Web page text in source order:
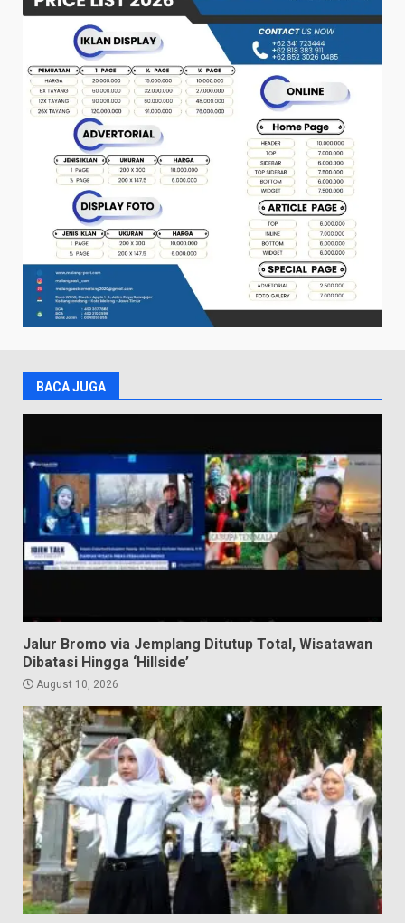
BACA JUGA
Jalur Bromo via Jemplang Ditutup Total, Wisatawan
Dibatasi Hingga ‘Hillside’
August 10, 2026